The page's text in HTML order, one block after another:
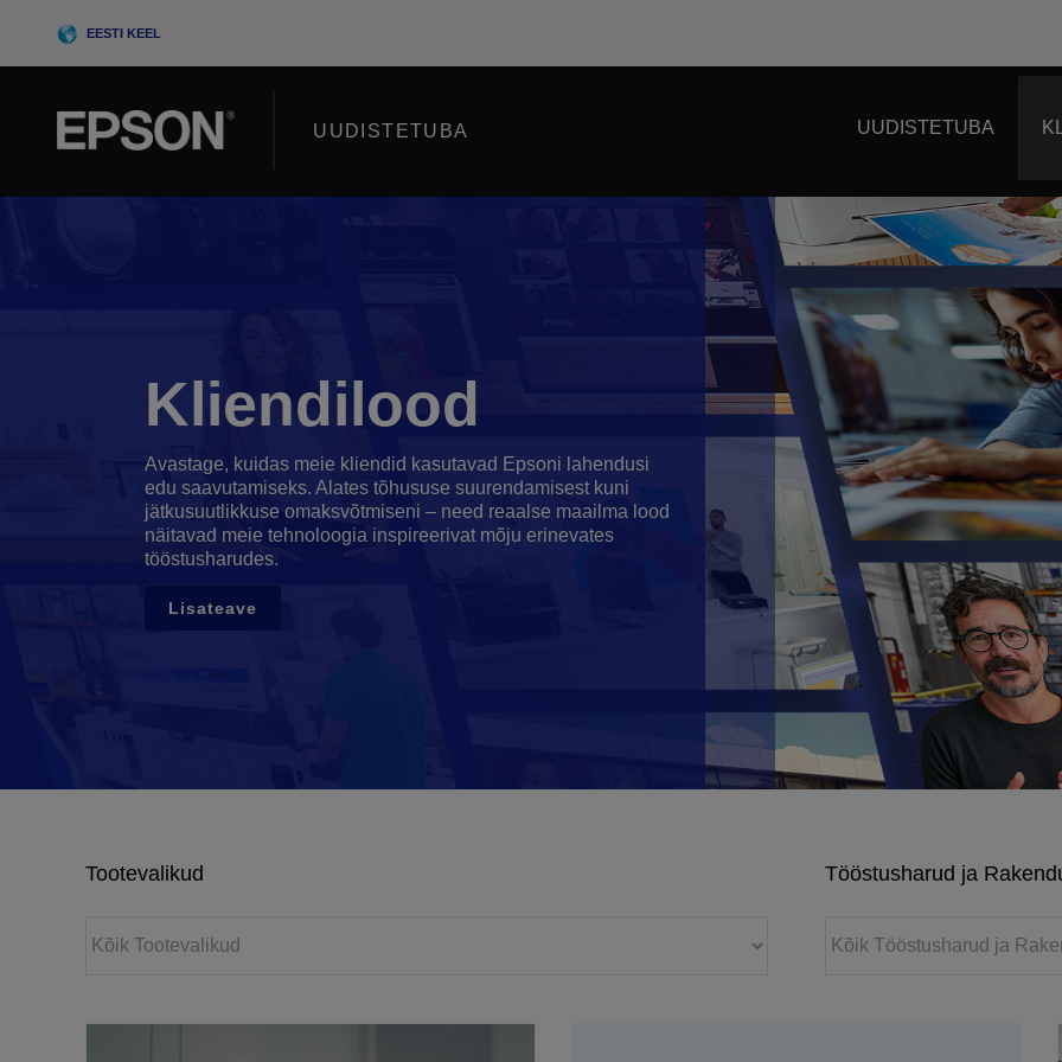
EESTI KEEL
UUDISTETUBA UUDISTETUBA
Avastage, kuidas meie kliendid kasutavad Epsoni lahendusi
edu saavutamiseks. Alates tõhususe suurendamisest kuni
jätkusuutlikkuse omaksvõtmiseni – need reaalse maailma lood
näitavad meie tehnoloogia inspireerivat mõju erinevates
tööstusharudes.
Kliendilood
Lisateave
Tootevalikud Tööstusharud ja